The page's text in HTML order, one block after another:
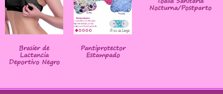
Brasier de
Lactancia
Deportivo Negro
Pantiprotector
Estampado
Nocturna/Postparto